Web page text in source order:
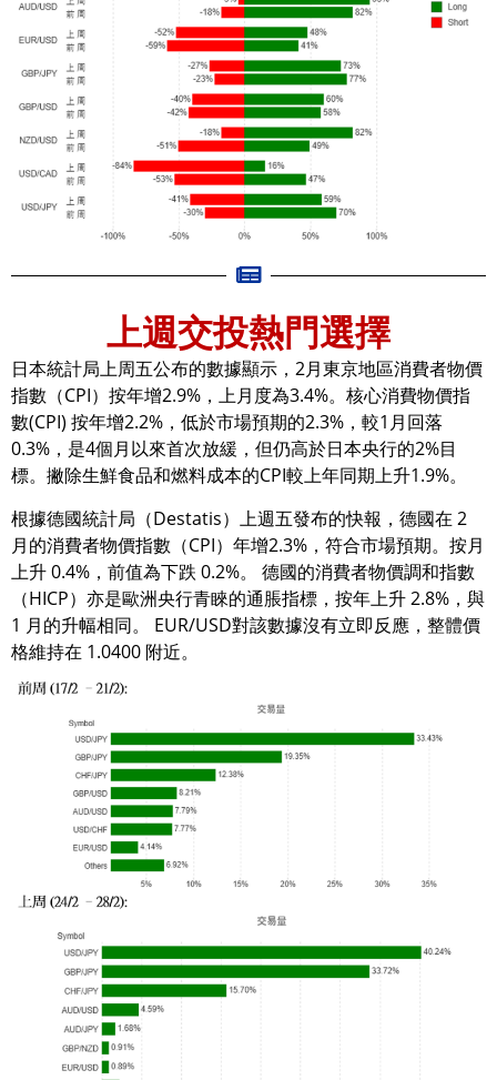
上週交投熱門選擇
日本統計局上周五公布的數據顯示，2月東京地區消費者物價
指數（CPI）按年增2.9%，上月度為3.4%。核心消費物價指
數(CPI) 按年增2.2%，低於市場預期的2.3%，較1月回落
0.3%，是4個月以來首次放緩，但仍高於日本央行的2%目
標。撇除生鮮食品和燃料成本的CPI較上年同期上升1.9%。
根據德國統計局（Destatis）上週五發布的快報，德國在 2
月的消費者物價指數（CPI）年增2.3%，符合市場預期。按月
上升 0.4%，前值為下跌 0.2%。 德國的消費者物價調和指數
（HICP）亦是歐洲央行青睞的通脹指標，按年上升 2.8%，與
1 月的升幅相同。 EUR/USD對該數據沒有立即反應，整體價
格維持在 1.0400 附近。